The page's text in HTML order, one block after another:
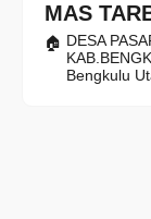
MAS
DESA
Bengkulu